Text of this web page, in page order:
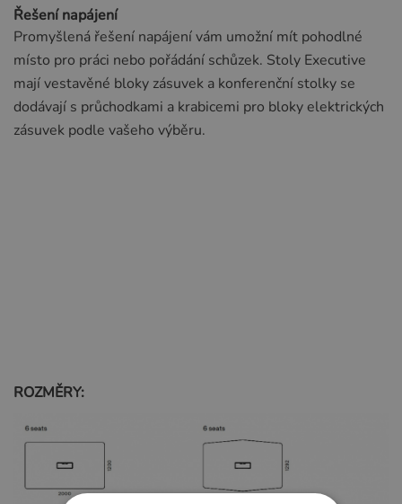
Řešení napájení
Promyšlená řešení napájení vám umožní mít pohodlné
místo pro práci nebo pořádání schůzek. Stoly Executive
mají vestavěné bloky zásuvek a konferenční stolky se
dodávají s průchodkami a krabicemi pro bloky elektrických
zásuvek podle vašeho výběru.
ROZMĚRY: